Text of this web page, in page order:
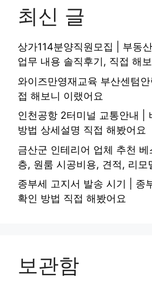
최신 글
상가114분양직원모집 | 부동
업무 내용 솔직후기, 직접 해
와이즈만영재교육 부산센텀
접 해보니 이랬어요
인천공항 2터미널 교통안내 |
방법 상세설명 직접 해봤어요
금산군 인테리어 업체 추천
층, 원룸 시공비용, 견적, 리모
종부세 고지서 발송 시기 | 종
확인 방법 직접 해봤어요
보관함